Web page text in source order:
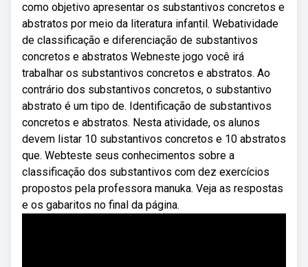
como objetivo apresentar os substantivos concretos e
abstratos por meio da literatura infantil. Webatividade
de classificação e diferenciação de substantivos
concretos e abstratos Webneste jogo você irá
trabalhar os substantivos concretos e abstratos. Ao
contrário dos substantivos concretos, o substantivo
abstrato é um tipo de. Identificação de substantivos
concretos e abstratos. Nesta atividade, os alunos
devem listar 10 substantivos concretos e 10 abstratos
que. Webteste seus conhecimentos sobre a
classificação dos substantivos com dez exercícios
propostos pela professora manuka. Veja as respostas
e os gabaritos no final da página.